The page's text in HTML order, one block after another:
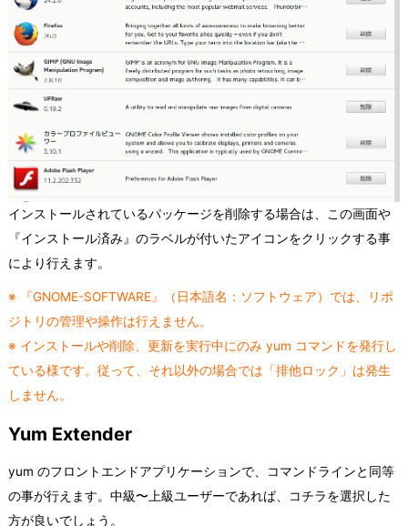
インストールされているパッケージを削除する場合は、この画面や
『インストール済み』のラベルが付いたアイコンをクリックする事
により行えます。
※ 『GNOME-SOFTWARE』（日本語名：ソフトウェア）では、リポ
ジトリの管理や操作は行えません。
※ インストールや削除、更新を実行中にのみ yum コマンドを発行し
ている様です。従って、それ以外の場合では「排他ロック」は発生
しません。
Yum Extender
yum のフロントエンドアプリケーションで、コマンドラインと同等
の事が行えます。中級〜上級ユーザーであれば、コチラを選択した
方が良いでしょう。